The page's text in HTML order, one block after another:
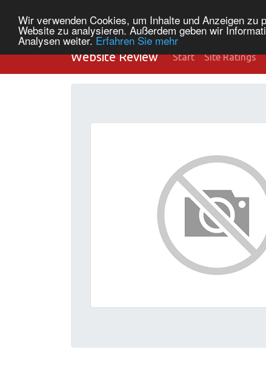
Wir verwenden Cookies, um Inhalte und Anzeigen zu
Website zu analysieren. Außerdem geben wir
Analysen weiter. Erfahren Sie mehr
Website Review Start Site Ratings